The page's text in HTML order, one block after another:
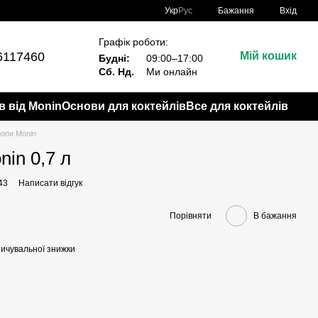
УкрРус Бажання Вхід
Графік роботи:
Будні:
09:00–17:00
Сб. Нд.
Ми онлайн
Мій кошик
від MoninОснови для коктейлівВсе для коктейлів
Monin
0,7 л
Написати відгук
Порівняти В бажання
знижки